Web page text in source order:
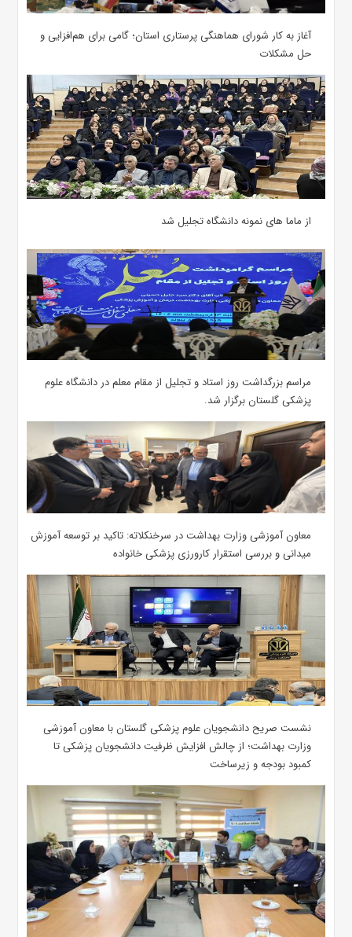
آغاز به کار شورای هماهنگی پرستاری استان؛ گامی برای هم‌افزایی و
حل مشکلات
از ماما های نمونه دانشگاه تجلیل شد
مراسم بزرگداشت روز استاد و تجلیل از مقام معلم در دانشگاه علوم
پزشکی گلستان برگزار شد.‌
معاون آموزشی وزارت بهداشت در سرخنکلاته: تاکید بر توسعه آموزش
میدانی و بررسی استقرار کارورزی پزشکی ‌خانواده
نشست صریح دانشجویان علوم پزشکی گلستان با معاون آموزشی
وزارت بهداشت؛ از چالش افزایش ظرفیت دانشجویان ‌پزشکی تا
کمبود بودجه و زیرساخت